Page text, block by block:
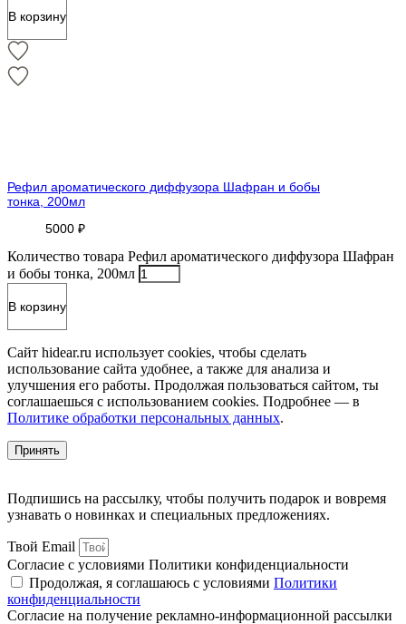
В корзину
Рефил ароматического диффузора Шафран и бобы
тонка, 200мл
5000₽
Количество товара Рефил ароматического диффузора Шафран
и бобы тонка, 200мл
В корзину
Сайт hidear.ru использует cookies, чтобы сделать
использование сайта удобнее, а также для анализа и
улучшения его работы. Продолжая пользоваться сайтом, ты
соглашаешься с использованием cookies. Подробнее — в
Политике обработки персональных данных.
Принять
Подпишись на рассылку, чтобы получить подарок и вовремя
узнавать о новинках и специальных предложениях.
Твой Email
Согласие с условиями Политики конфиденциальности
Продолжая, я соглашаюсь с условиями Политики
конфиденциальности
Согласие на получение рекламно-информационной рассылки